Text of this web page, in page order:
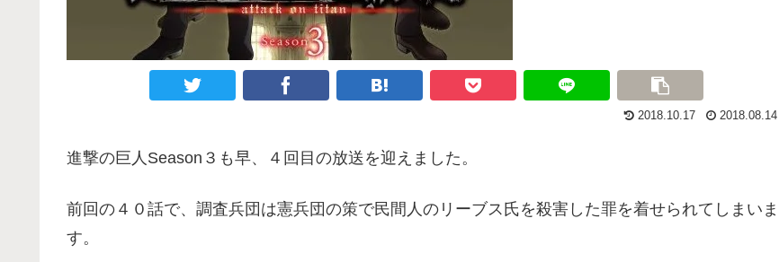
2018.10.17 2018.08.14
進撃の巨人Season３も早、４回目の放送を迎えました。
前回の４０話で、調査兵団は憲兵団の策で民間人のリーブス氏を殺害した罪を着せられてしまいま
す。